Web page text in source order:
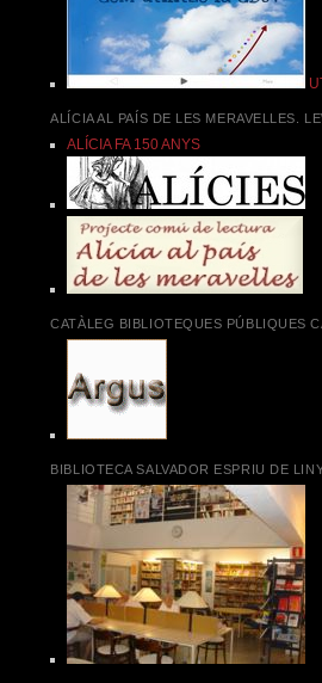
ALÍCIA AL PAÍS DE LES MERAVELLES.
ALÍCIA FA 150 ANYS
CATÀLEG BIBLIOTEQUES PÚBLIQUES
BIBLIOTECA SALVADOR ESPRIU DE